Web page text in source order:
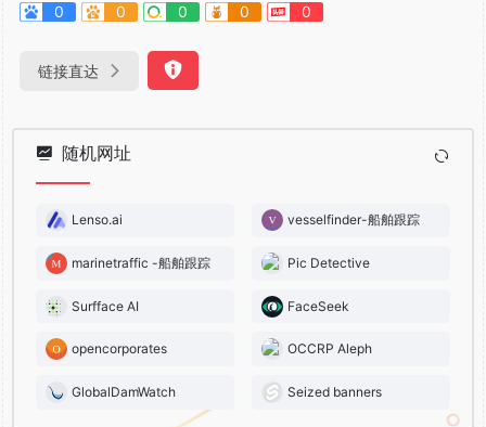
0
0 0 0 0
链接直达
随机网址
Lenso.ai vesselfinder-船舶跟踪
marinetraffic -船舶跟踪 Pic Detective
Surfface AI FaceSeek
opencorporates OCCRP Aleph
GlobalDamWatch Seized banners